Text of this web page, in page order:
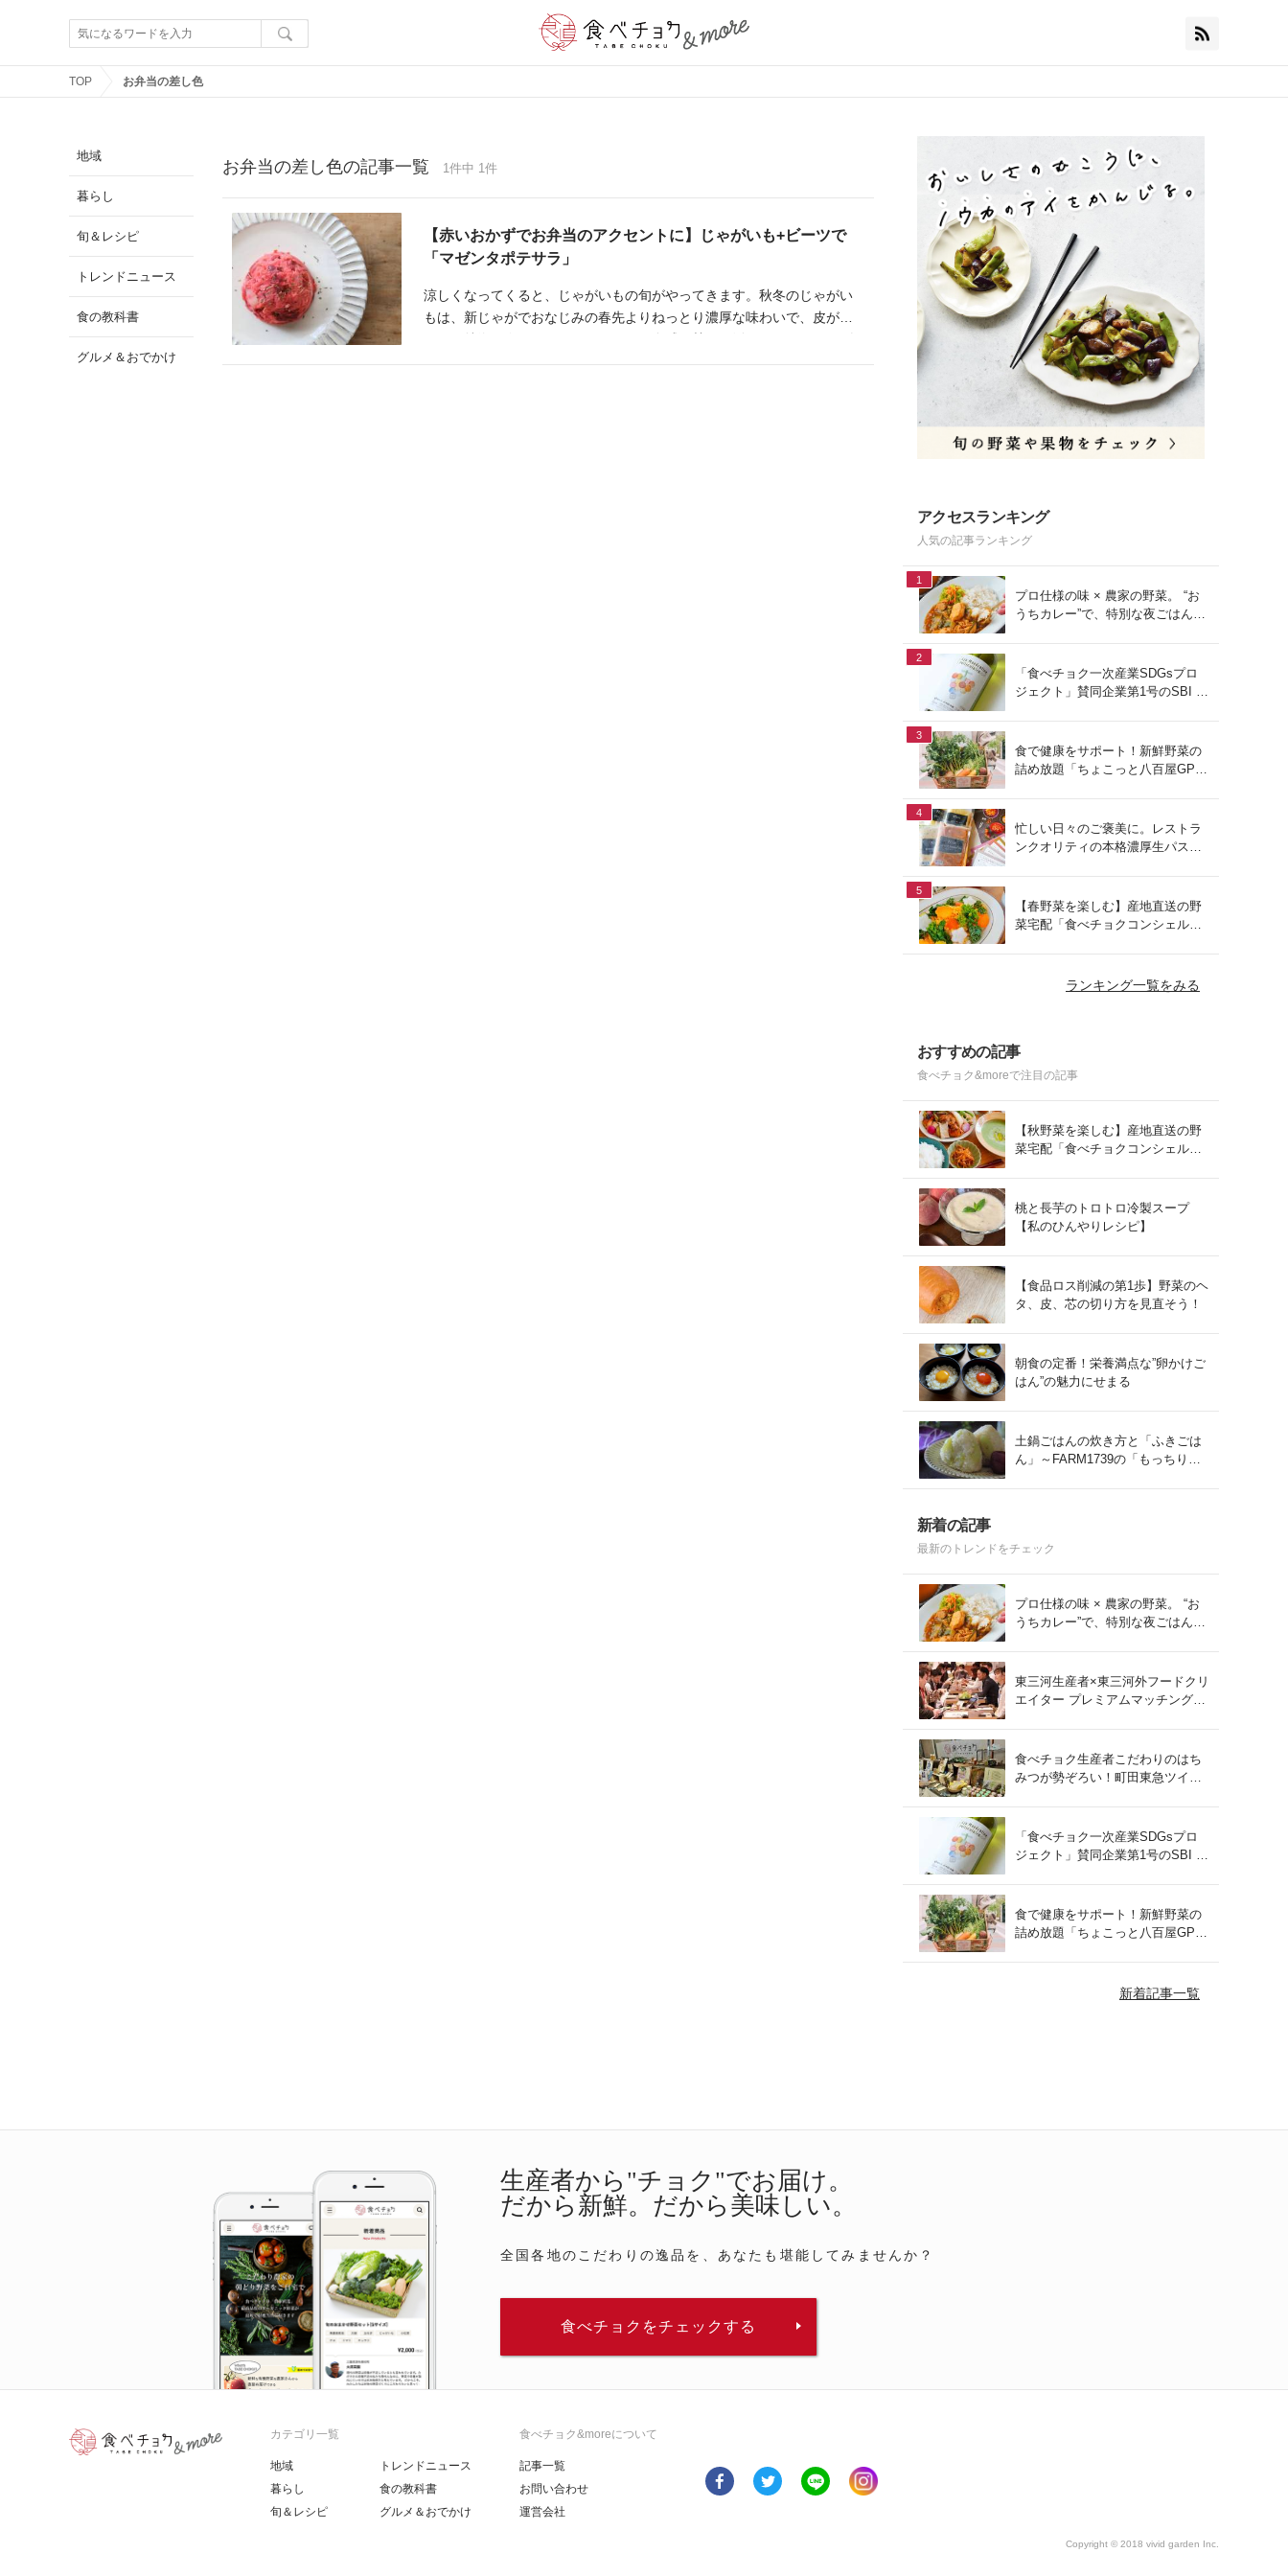
TOP お弁当の差し色
地域
暮らし
旬＆レシピ
トレンドニュース
食の教科書
グルメ＆おでかけ
お弁当の差し色の記事一覧 1件中 1件
【赤いおかずでお弁当のアクセントに】じゃがいも+ビーツで
「マゼンタポテサラ」
涼しくなってくると、じゃがいもの旬がやってきます。秋冬のじゃがい
もは、新じゃがでおなじみの春先よりねっとり濃厚な味わいで、皮が厚
を作ってみました。今が旬のビーツと合わせてマッシュすると鮮やかに
アクセスランキング
人気の記事ランキング
1
プロ仕様の味 × 農家の野菜。 “お
うちカレー”で、特別な夜ごはん
2
「食べチョク一次産業SDGsプロ
ジェクト」賛同企業第1号のSBI F
3
食で健康をサポート！新鮮野菜の
詰め放題「ちょこっと八百屋GP
4
忙しい日々のご褒美に。レストラ
ンクオリティの本格濃厚生パスタ
5
【春野菜を楽しむ】産地直送の野
菜宅配「食べチョクコンシェルジ
ランキング一覧をみる
おすすめの記事
食べチョク&moreで注目の記事
【秋野菜を楽しむ】産地直送の野
菜宅配「食べチョクコンシェルジ
桃と長芋のトロトロ冷製スープ
【私のひんやりレシピ】
【食品ロス削減の第1歩】野菜のヘ
タ、皮、芯の切り方を見直そう！
朝食の定番！栄養満点な”卵かけご
はん”の魅力にせまる
土鍋ごはんの炊き方と「ふきごは
ん」～FARM1739の「もっちりコ
新着の記事
最新のトレンドをチェック
プロ仕様の味 × 農家の野菜。 “お
うちカレー”で、特別な夜ごはん
東三河生産者×東三河外フードクリ
エイター プレミアムマッチング会
食べチョク生産者こだわりのはち
みつが勢ぞろい！町田東急ツイン
「食べチョク一次産業SDGsプロ
ジェクト」賛同企業第1号のSBI F
食で健康をサポート！新鮮野菜の
詰め放題「ちょこっと八百屋GP
新着記事一覧
生産者から"チョク"でお届け。
だから新鮮。だから美味しい。
全国各地のこだわりの逸品を、あなたも堪能してみませんか？
食べチョクをチェックする
カテゴリ一覧
地域
暮らし
旬＆レシピ
トレンドニュース
食の教科書
グルメ＆おでかけ
食べチョク&moreについて
記事一覧
お問い合わせ
運営会社
Copyright © 2018 vivid garden Inc.